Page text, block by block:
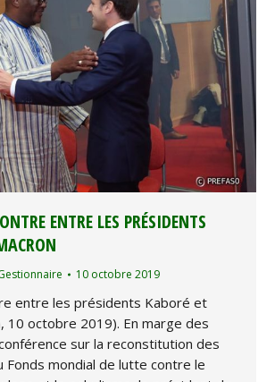
ENTRE LES PRÉSIDENTS
10 octobre 2019
entre les présidents Kaboré et
10 octobre 2019). En marge des
sur la reconstitution des
Fonds mondial de lutte contre le